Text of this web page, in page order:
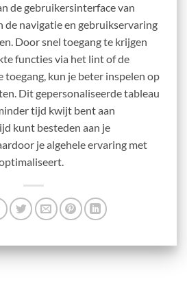
de gebruikersinterface van
navigatie en gebruikservaring
Door snel toegang te krijgen
functies via het lint of de
toegang, kun je beter inspelen op
Dit gepersonaliseerde tableau
tijd kwijt bent aan
kunt besteden aan je
je algehele ervaring met